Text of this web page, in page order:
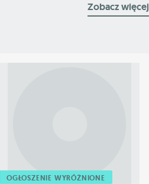
Zobacz więcej
OGŁOSZENIE WYRÓŻNIONE